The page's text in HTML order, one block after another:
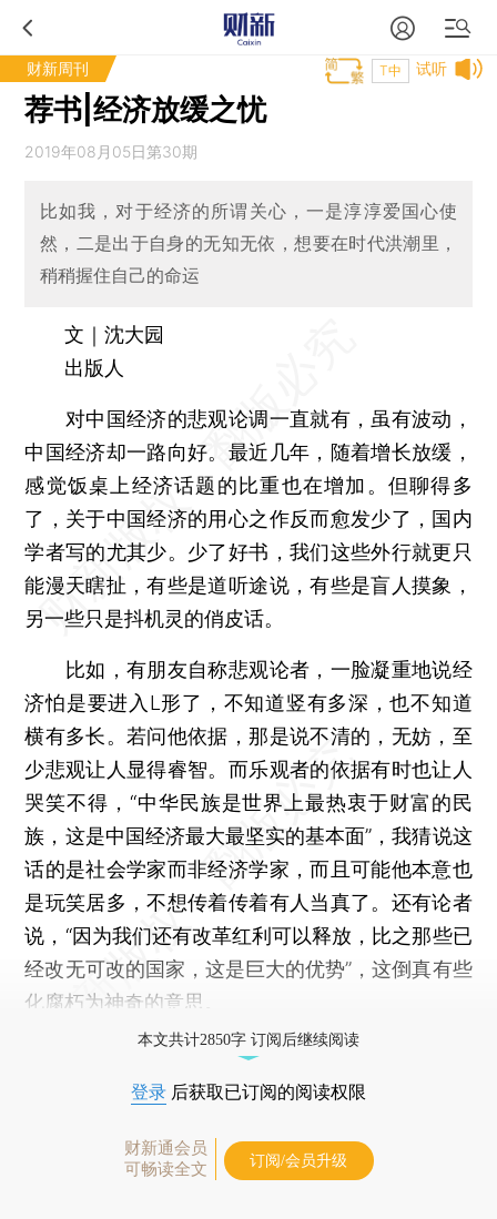
财新周刊 试听
T中
荐书|经济放缓之忧
2019年08月05日第30期
比如我，对于经济的所谓关心，一是淳淳爱国心使
然，二是出于自身的无知无依，想要在时代洪潮里，
稍稍握住自己的命运
文｜沈大园
出版人
对中国经济的悲观论调一直就有，虽有波动，
中国经济却一路向好。最近几年，随着增长放缓，
感觉饭桌上经济话题的比重也在增加。但聊得多
了，关于中国经济的用心之作反而愈发少了，国内
学者写的尤其少。少了好书，我们这些外行就更只
能漫天瞎扯，有些是道听途说，有些是盲人摸象，
另一些只是抖机灵的俏皮话。
比如，有朋友自称悲观论者，一脸凝重地说经
济怕是要进入L形了，不知道竖有多深，也不知道
横有多长。若问他依据，那是说不清的，无妨，至
少悲观让人显得睿智。而乐观者的依据有时也让人
哭笑不得，“中华民族是世界上最热衷于财富的民
族，这是中国经济最大最坚实的基本面”，我猜说这
话的是社会学家而非经济学家，而且可能他本意也
是玩笑居多，不想传着传着有人当真了。还有论者
说，“因为我们还有改革红利可以释放，比之那些已
经改无可改的国家，这是巨大的优势”，这倒真有些
化腐朽为神奇的意思。
本文共计2850字 订阅后继续阅读
登录 后获取已订阅的阅读权限
财新通会员
可畅读全文
订阅/会员升级